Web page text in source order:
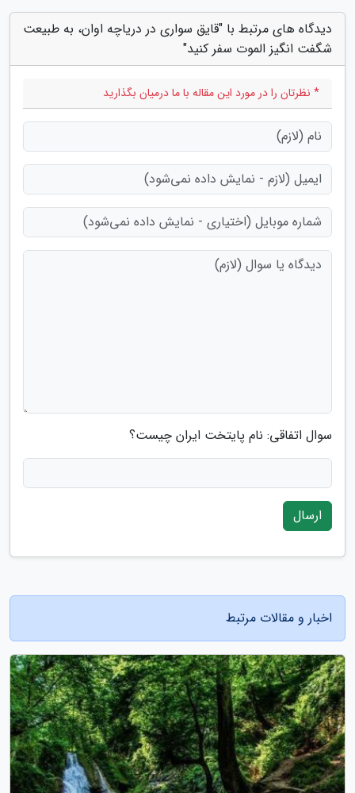
دیدگاه های مرتبط با "قایق سواری در دریاچه اوان، به طبیعت
شگفت انگیز الموت سفر کنید"
* نظرتان را در مورد این مقاله با ما درمیان بگذارید
سوال اتفاقی: نام پایتخت ایران چیست؟
ارسال
اخبار و مقالات مرتبط